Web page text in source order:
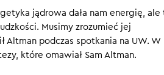
i wizjonerów rozwoju sztucznej
które porównuje do wynalazku na
by porozmawiać ze studentami i
jądrowa dała nam energię, ale
Musimy zrozumieć jej
podczas spotkania na UW. W
które omawiał Sam Altman.